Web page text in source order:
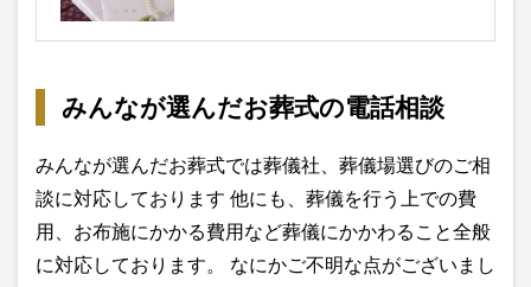
みんなが選んだお葬式の電話相談
みんなが選んだお葬式では葬儀社、葬儀場選びのご相
談に対応しております 他にも、葬儀を行う上での費
用、お布施にかかる費用など葬儀にかかわること全般
に対応しております。 なにかご不明な点がございまし